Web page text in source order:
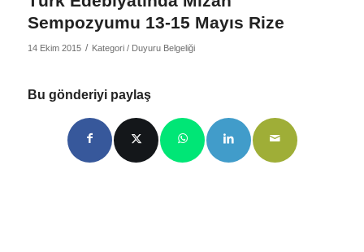
Sempozyumu 13-15 Mayıs Rize
14 Ekim 2015 / Kategori / Duyuru Belgeliği
Bu gönderiyi paylaş